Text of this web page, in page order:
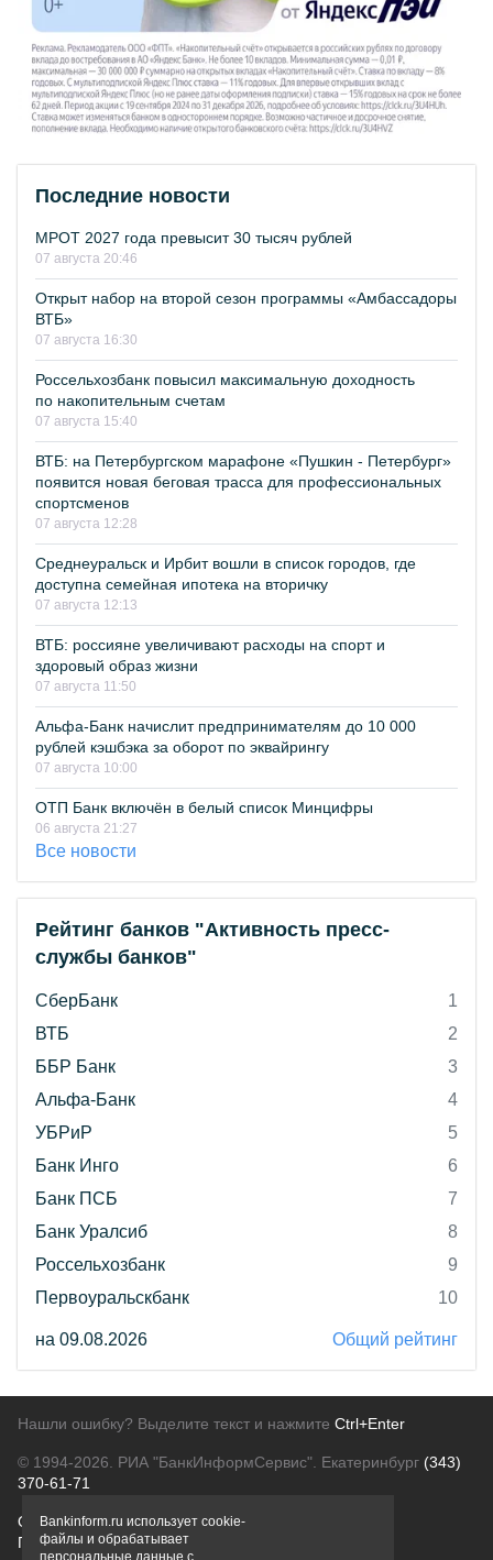
Последние новости
МРОТ 2027 года превысит 30 тысяч рублей
07 августа 20:46
Открыт набор на второй сезон программы «Амбассадоры
ВТБ»
07 августа 16:30
Россельхозбанк повысил максимальную доходность
по накопительным счетам
07 августа 15:40
ВТБ: на Петербургском марафоне «Пушкин - Петербург»
появится новая беговая трасса для профессиональных
спортсменов
07 августа 12:28
Среднеуральск и Ирбит вошли в список городов, где
доступна семейная ипотека на вторичку
07 августа 12:13
ВТБ: россияне увеличивают расходы на спорт и
здоровый образ жизни
07 августа 11:50
Альфа-Банк начислит предпринимателям до 10 000
рублей кэшбэка за оборот по эквайрингу
07 августа 10:00
ОТП Банк включён в белый список Минцифры
06 августа 21:27
Все новости
Рейтинг банков "Активность пресс-
службы банков"
СберБанк
1
ВТБ
2
ББР Банк
3
Альфа-Банк
4
УБРиР
5
Банк Инго
6
Банк ПСБ
7
Банк Уралсиб
8
Россельхозбанк
9
Первоуральскбанк
10
на 09.08.2026 Общий рейтинг
Нашли ошибку? Выделите текст и нажмите Ctrl+Enter
© 1994-2026. РИА "БанкИнформСервис". Екатеринбург (343)
370-61-71
О проектеПолитика конфиденциальности
Правовая информацияДля рекламодателей
Bankinform.ru использует cookie-
файлы и обрабатывает
персональные данные с